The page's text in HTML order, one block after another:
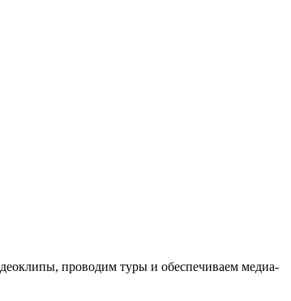
проводим туры и обеспечиваем медиа-